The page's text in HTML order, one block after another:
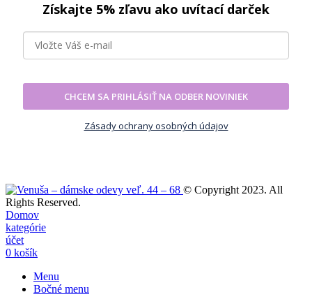
Získajte 5% zľavu ako uvítací darček
CHCEM SA PRIHLÁSIŤ NA ODBER NOVINIEK
Zásady ochrany osobných údajov
© Copyright 2023. All
Rights Reserved.
Domov
kategórie
účet
0 košík
Menu
Bočné menu